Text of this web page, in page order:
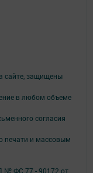
сайте, защищены
в любом объеме
согласия
печати и массовым
№ ФС 77 - 90172 от